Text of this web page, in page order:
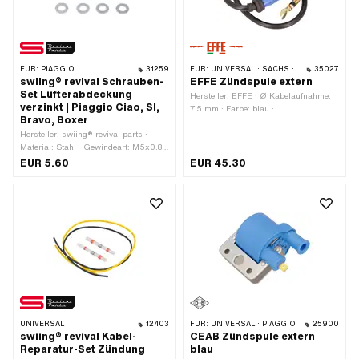
A2110 · Pony OEM-Nr.: A5526 ·
FÜR: PIAGGIO 31259
swiing® revival Schrauben-
Set Lüfterabdeckung
verzinkt | Piaggio Ciao, SI,
Bravo, Boxer
Hersteller: swiing® revival parts ·
Material: Stahl · Gewindeart: M5x0.8
(Standardgewinde) ·
Panhead · Oberfläche: verzinkt (blau) ·
Anwendungsbereich: Standard
EUR 5.60
FÜR: UNIVERSAL · SACHS · PIAGGIO · CILO · PEUGEOT 35027
EFFE Zündspule extern
Hersteller: EFFE · Ø Kabelaufnahme:
7.5 mm · Farbe: blau ·
der Zündung) · Anzahl
EUR 45.30
UNIVERSAL 12403
swiing® revival Kabel-
Reparatur-Set Zündung
FÜR: UNIVERSAL · PIAGGIO 25900
CEAB Zündspule extern
blau